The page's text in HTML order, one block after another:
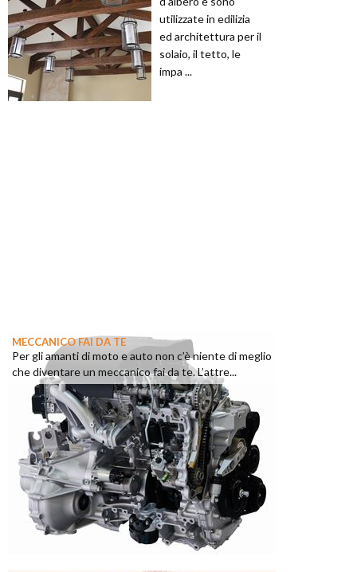
utilizzate in edilizia
ed architettura per il
solaio, il tetto, le
impa ...
MECCANICO FAI DA TE
Per gli amanti di moto e auto non c’è niente di meglio
che diventare un meccanico fai da te. L’attre...